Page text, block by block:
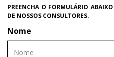
PREENCHA O FORMULÁRIO
DE NOSSOS CONSULTORES.
Nome